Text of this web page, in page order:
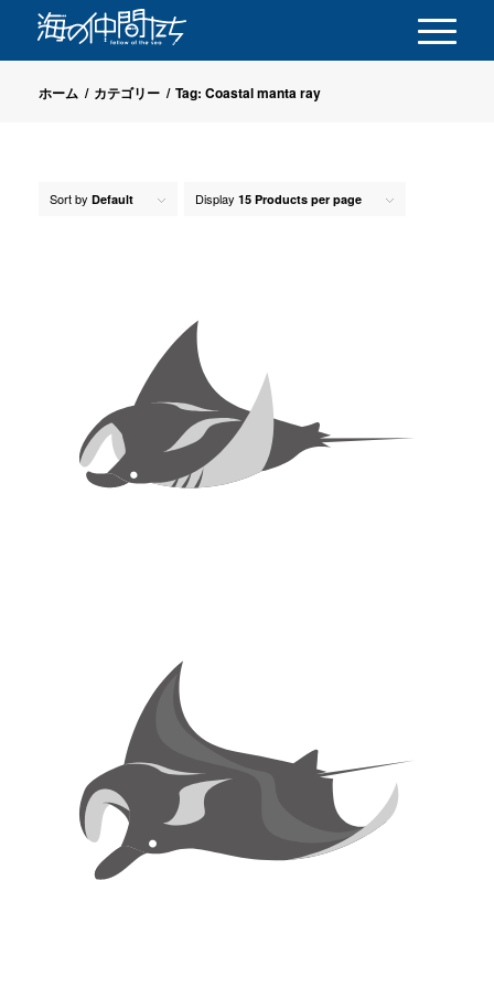
ホーム / カテゴリー / Tag: Coastal manta ray
Sort by Default Display 15 Products per page